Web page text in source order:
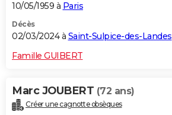
10/05/1959 à Paris
Décès
02/03/2024 à Saint-Sulpice-des-Landes
Famille GUIBERT
Marc JOUBERT (72 ans)
Créer une cagnotte obsèques